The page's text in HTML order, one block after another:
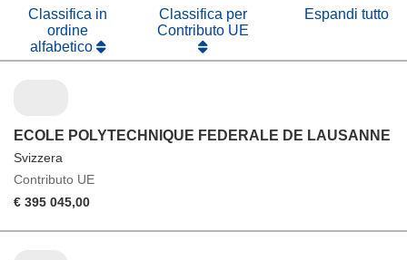
Classifica in
ordine
alfabetico
Classifica per
Contributo UE
Espandi tutto
ECOLE POLYTECHNIQUE FEDERALE DE LAUSANNE
Svizzera
Contributo UE
€ 395 045,00